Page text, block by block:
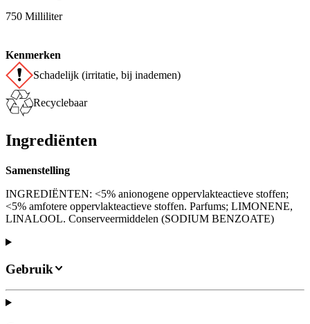
750 Milliliter
Kenmerken
Schadelijk (irritatie, bij inademen)
Recyclebaar
Ingrediënten
Samenstelling
INGREDIËNTEN: <5% anionogene oppervlakteactieve stoffen;
<5% amfotere oppervlakteactieve stoffen. Parfums; LIMONENE,
LINALOOL. Conserveermiddelen (SODIUM BENZOATE)
Gebruik